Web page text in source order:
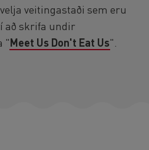
veitingastaði sem eru
að skrifa undir
"Meet Us Don't Eat Us".